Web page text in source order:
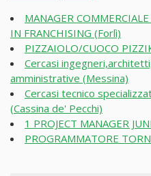
MANAGER
IN FRANCHISING (Forlì)
PIZZAIOLO/CUOCO
Cercasi
amministrative (Messina)
Cercasi tecnico
(Cassina de' Pecchi)
1 PROJECT MANAGER
PROGRAMMATORE